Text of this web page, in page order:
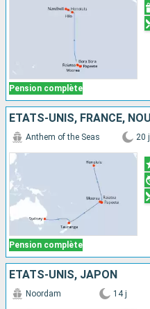
Pension complète
Pension complète
Anthem of the Seas 20 j
ÉTATS-UNIS, JAPON
Noordam 14 j